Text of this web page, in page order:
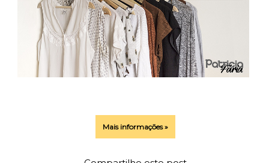
Mais informações »